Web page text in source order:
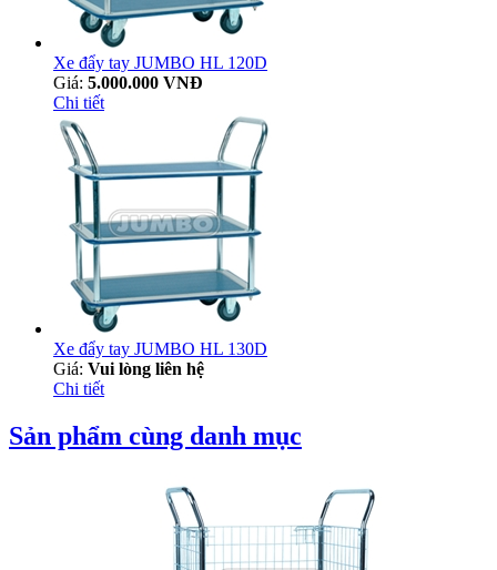
Xe đẩy tay JUMBO HL 120D
Giá: 5.000.000 VNĐ
Chi tiết
Xe đẩy tay JUMBO HL 130D
Giá: Vui lòng liên hệ
Chi tiết
Sản phẩm cùng danh mục